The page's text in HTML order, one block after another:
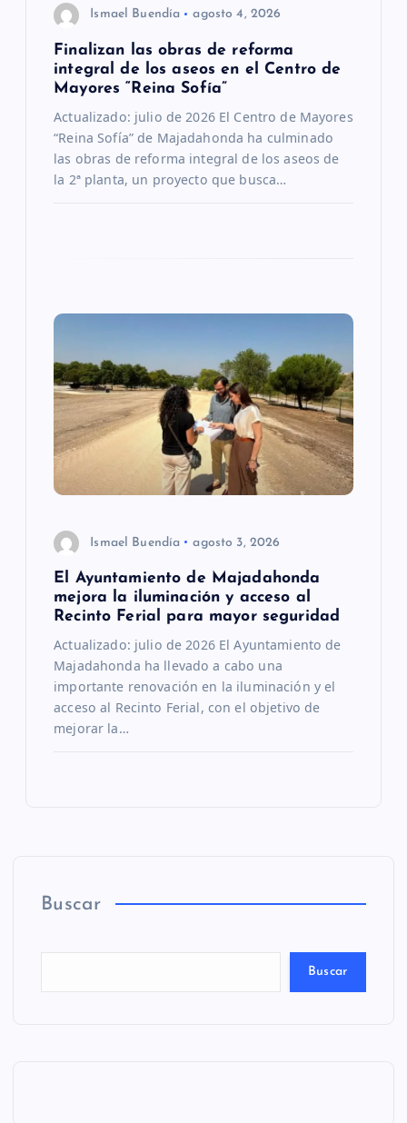
Ismael Buendía agosto 4, 2026
Finalizan las obras de reforma
integral de los aseos en el Centro de
Mayores “Reina Sofía”
Actualizado: julio de 2026 El Centro de Mayores
“Reina Sofía” de Majadahonda ha culminado
las obras de reforma integral de los aseos de
la 2ª planta, un proyecto que busca…
Ismael Buendía agosto 3, 2026
El Ayuntamiento de Majadahonda
mejora la iluminación y acceso al
Recinto Ferial para mayor seguridad
Actualizado: julio de 2026 El Ayuntamiento de
Majadahonda ha llevado a cabo una
importante renovación en la iluminación y el
acceso al Recinto Ferial, con el objetivo de
mejorar la…
Buscar
Buscar